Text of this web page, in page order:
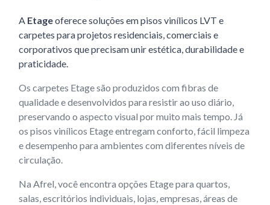
A Etageoferece soluções em pisos vinílicos LVT e
carpetes para projetos residenciais, comerciais e
corporativos que precisam unir estética, durabilidade e
praticidade.
Os carpetes Etage são produzidos com fibras de
qualidade e desenvolvidos para resistir ao uso diário,
preservando o aspecto visual por muito mais tempo. Já
os pisos vinílicos Etage entregam conforto, fácil limpeza
e desempenho para ambientes com diferentes níveis de
circulação.
Na Afrel, você encontra opções Etage para quartos,
salas, escritórios individuais, lojas, empresas, áreas de